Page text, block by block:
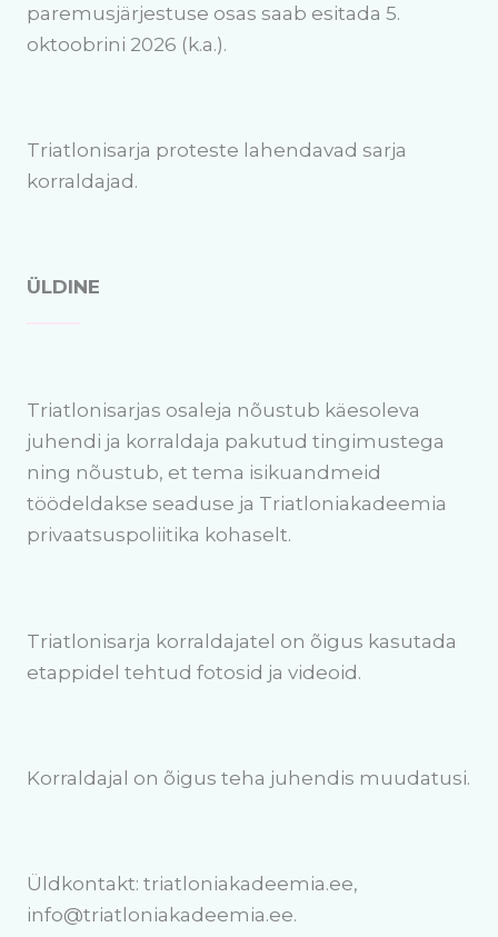
paremusjärjestuse osas saab esitada 5.
oktoobrini 2026 (k.a.).
Triatlonisarja proteste lahendavad sarja
korraldajad.
ÜLDINE
Triatlonisarjas osaleja nõustub käesoleva
juhendi ja korraldaja pakutud tingimustega
ning nõustub, et tema isikuandmeid
töödeldakse seaduse ja Triatloniakadeemia
privaatsuspoliitika kohaselt.
Triatlonisarja korraldajatel on õigus kasutada
etappidel tehtud fotosid ja videoid.
Korraldajal on õigus teha juhendis muudatusi.
Üldkontakt: triatloniakadeemia.ee,
info@triatloniakadeemia.ee.